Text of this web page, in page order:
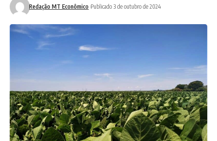
Redação MT Econômico Publicado 3 de outubro de 2024